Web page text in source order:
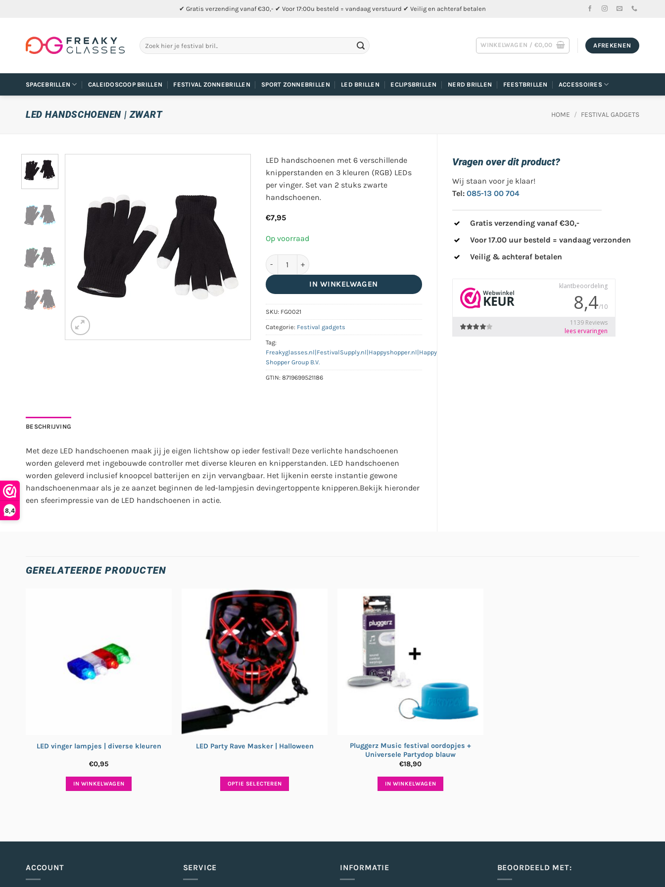
8,4
✔ Gratis verzending vanaf €30,- ✔ Voor 17:00u besteld = vandaag verstuurd ✔ Veilig en achteraf betalen
Zoeken
naar:
WINKELWAGEN / €0,00 AFREKENEN
SPACEBRILLEN CALEIDOSCOOP BRILLEN FESTIVAL ZONNEBRILLEN SPORT ZONNEBRILLEN LED BRILLEN ECLIPSBRILLEN NERD BRILLEN FEESTBRILLEN ACCESSOIRES
LED HANDSCHOENEN | ZWART HOME / FESTIVAL GADGETS
LED handschoenen met 6 verschillende
knipperstanden en 3 kleuren (RGB) LEDs
per vinger. Set van 2 stuks zwarte
handschoenen.
€7,95
Op voorraad
LED handschoenen | zwart aantal
IN WINKELWAGEN
SKU: FG0021
Categorie: Festival gadgets
Tag:
Freakyglasses.nl|FestivalSupply.nl|Happyshopper.nl|Happy
Shopper Group B.V.
GTIN: 8719699521186
BESCHRIJVING
Met deze LED handschoenen maak jij je eigen lichtshow op ieder festival! Deze verlichte handschoenen
worden geleverd met ingebouwde controller met diverse kleuren en knipperstanden. LED handschoenen
worden geleverd inclusief knoopcel batterijen en zijn vervangbaar. Het lijkenin eerste instantie gewone
handschoenenmaar als je ze aanzet beginnen de led-lampjesin devingertoppente knipperen.Bekijk hieronder
een sfeerimpressie van de LED handschoenen in actie.
Vragen over dit product?
Wij staan voor je klaar!
Tel: 085-13 00 704
Gratis verzending vanaf €30,-
Voor 17.00 uur besteld = vandaag verzonden
Veilig & achteraf betalen
GERELATEERDE PRODUCTEN
LED vinger lampjes | diverse kleuren
€0,95
IN WINKELWAGEN
LED Party Rave Masker | Halloween
OPTIE SELECTEREN
Pluggerz Music festival oordopjes +
Universele Partydop blauw
€18,90
IN WINKELWAGEN
ACCOUNT SERVICE INFORMATIE BEOORDEELD MET: